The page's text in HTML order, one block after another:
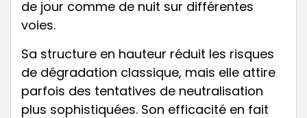
de jour comme de nuit sur différentes
voies.
Sa structure en hauteur réduit les risques
de dégradation classique, mais elle attire
parfois des tentatives de neutralisation
plus sophistiquées. Son efficacité en fait